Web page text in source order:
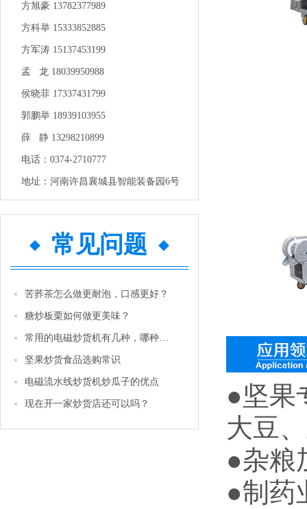
方旭豪 13782377989
方科举 15333852885
方军涛 15137453199
孟 龙 18039950988
侯晓菲 17337431799
郭鹏举 18939103955
薛 静 13298210899
电话：0374-2710777
地址：河南许昌襄城县智能装备园6号
常见问题
苦荞茶怎么做更耐泡，口感更好？
糖炒板栗如何做更美味？
常用的电磁炒货机有几种，哪种性价比更高一些？
坚果炒货食品选购常识
电磁流水线炒货机炒瓜子的优点
现在开一家炒货店还可以吗？
●坚果
大豆
●杂粮
●制药